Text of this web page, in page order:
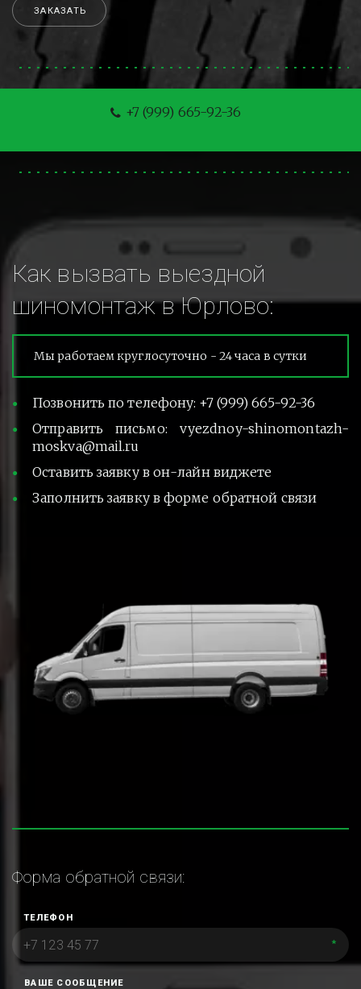
ЗАКАЗАТЬ
+7 (999) 665-92-36
Как вызвать выездной
шиномонтаж в Юрлово:
Мы работаем круглосуточно - 24 часа в сутки
Позвонить по телефону: +7 (999) 665-92-36
Отправить письмо: vyezdnoy-shinomontazh-
moskva@mail.ru
Оставить заявку в он-лайн виджете
Заполнить заявку в форме обратной связи
Форма обратной связи:
ТЕЛЕФОН
*
ВАШЕ СООБЩЕНИЕ